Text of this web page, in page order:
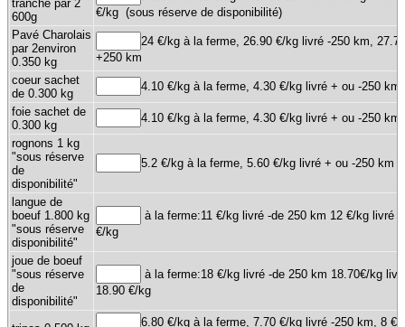
tranché par 2
600g
€/kg (sous réserve de disponibilité)
Pavé Charolais
par 2environ
0.350 kg
24 €/kg à la ferme, 26.90 €/kg livré -250 km,
+250 km
coeur sachet
de 0.300 kg
4.10 €/kg à la ferme, 4.30 €/kg livré + ou -250 km
foie sachet de
0.300 kg
4.10 €/kg à la ferme, 4.30 €/kg livré + ou -250 km
rognons 1 kg
"sous réserve
de
disponibilité"
5.2 €/kg à la ferme, 5.60 €/kg livré + ou -250 km
langue de
boeuf 1.800 kg
"sous réserve
disponibilité"
à la ferme:11 €/kg livré -de 250 km 12 €/kg livré
€/kg
joue de boeuf
"sous réserve
de
disponibilité"
à la ferme:18 €/kg livré -de 250 km 18.70€/kg
18.90 €/kg
6.80 €/kg à la ferme, 7.70 €/kg livré -250 km, 8